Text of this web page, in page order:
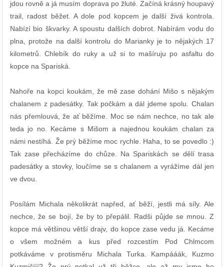
jdou rovně a já musím doprava po žluté. Začíná krásný houpavý
trail, radost běžet. A dole pod kopcem je další živá kontrola.
Nabízí bio škvarky. A spoustu dalších dobrot. Nabírám vodu do
plna, protože na další kontrolu do Marianky je to nějakých 17
kilometrů. Chlebík do ruky a už si to mašíruju po asfaltu do
kopce na Spariská.
Nahoře na kopci koukám, že mě zase dohání Mišo s nějakým
chalanem z padesátky. Tak počkám a dál jdeme spolu. Chalan
nás přemlouvá, že ať běžíme. Moc se nám nechce, no tak ale
teda jo no. Kecáme s Mišom a najednou koukám chalan za
námi nestíhá. Že prý běžíme moc rychle. Haha, to se povedlo :)
Tak zase přecházíme do chůze. Na Spariskách se dělí trasa
padesátky a stovky, loučíme se s chalanem a vyrážíme dál jen
ve dvou.
Posílám Michala několikrát napřed, ať běží, jestli má síly. Ale
nechce, že se bojí, že by to přepálil. Radši půjde se mnou. Z
kopce má většinou větší drajv, do kopce zase vedu já. Kecáme
o všem možném a kus před rozcestím Pod Chlmcom
potkáváme v protisměru Michala Turka. Kampááák, Kuzmo